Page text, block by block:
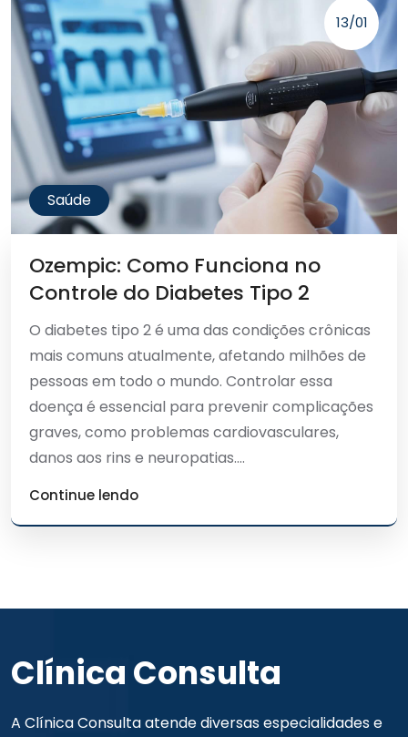
13/01
Saúde
Ozempic: Como Funciona no
Controle do Diabetes Tipo 2
O diabetes tipo 2 é uma das condições crônicas
mais comuns atualmente, afetando milhões de
pessoas em todo o mundo. Controlar essa
doença é essencial para prevenir complicações
graves, como problemas cardiovasculares,
danos aos rins e neuropatias....
Continue lendo
Clínica Consulta
A Clínica Consulta atende diversas especialidades e